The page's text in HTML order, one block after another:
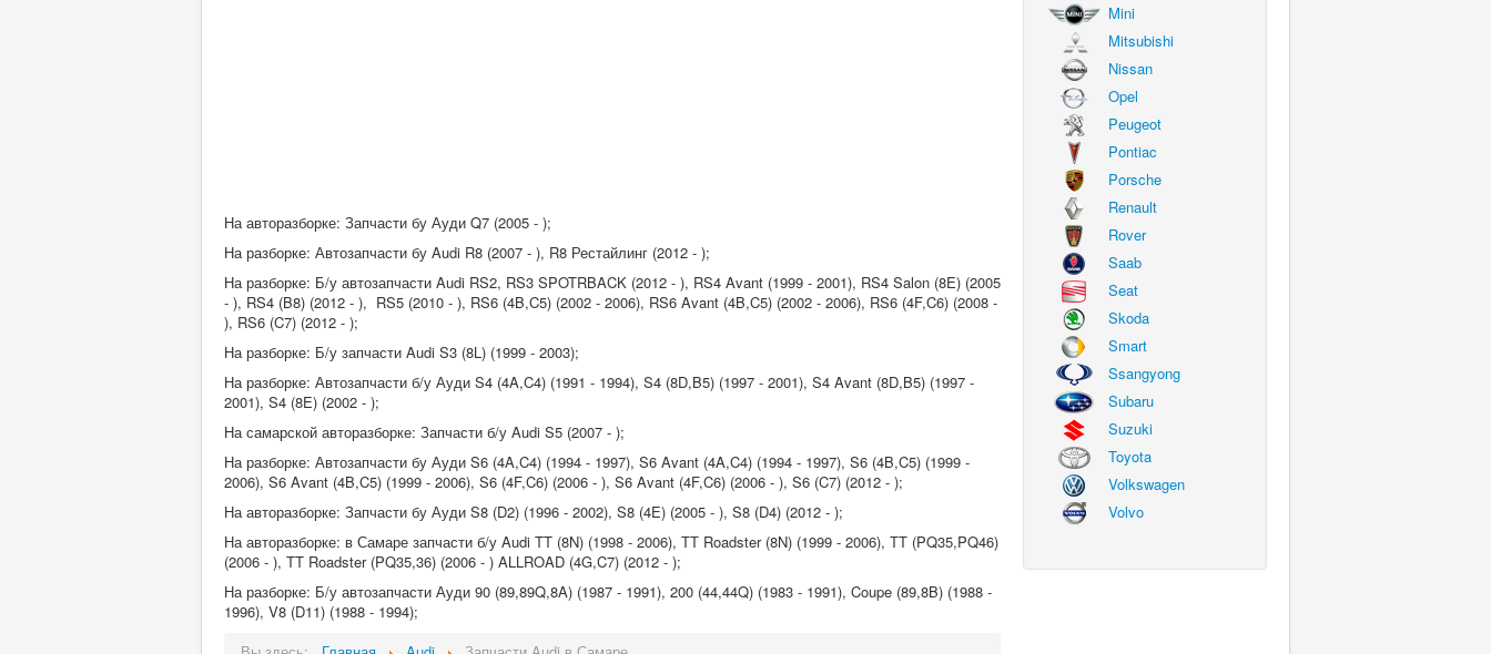
На авторазборке: Запчасти бу Ауди Q7 (2005 - );
На разборке: Автозапчасти бу Audi R8 (2007 - ), R8 Рестайлинг (2012 - );
На разборке: Б/у автозапчасти Audi RS2, RS3 SPOTRBACK (2012 - ), RS4 Avant (1999 - 2001), RS4 Salon (8E) (2005
- ), RS4 (B8) (2012 - ), RS5 (2010 - ), RS6 (4B,C5) (2002 - 2006), RS6 Avant (4B,C5) (2002 - 2006), RS6 (4F,C6) (2008 -
), RS6 (C7) (2012 - );
На разборке: Б/у запчасти Audi S3 (8L) (1999 - 2003);
На разборке: Автозапчасти б/у Ауди S4 (4A,C4) (1991 - 1994), S4 (8D,B5) (1997 - 2001), S4 Avant (8D,B5) (1997 -
2001), S4 (8E) (2002 - );
На самарской авторазборке: Запчасти б/у Audi S5 (2007 - );
На разборке: Автозапчасти бу Ауди S6 (4A,C4) (1994 - 1997), S6 Avant (4A,C4) (1994 - 1997), S6 (4B,C5) (1999 -
2006), S6 Avant (4B,C5) (1999 - 2006), S6 (4F,C6) (2006 - ), S6 Avant (4F,C6) (2006 - ), S6 (C7) (2012 - );
На авторазборке: Запчасти бу Ауди S8 (D2) (1996 - 2002), S8 (4E) (2005 - ), S8 (D4) (2012 - );
На авторазборке: в Самаре запчасти б/у Audi TT (8N) (1998 - 2006), ТТ Roadster (8N) (1999 - 2006), ТТ (PQ35,PQ46)
(2006 - ), TT Roadster (PQ35,36) (2006 - ) ALLROAD (4G,C7) (2012 - );
На разборке: Б/у автозапчасти Ауди 90 (89,89Q,8A) (1987 - 1991), 200 (44,44Q) (1983 - 1991), Coupe (89,8B) (1988 -
1996), V8 (D11) (1988 - 1994);
Mini
Mitsubishi
Nissan
Opel
Peugeot
Pontiac
Porsche
Renault
Rover
Saab
Seat
Skoda
Smart
Ssangyong
Subaru
Suzuki
Toyota
Volkswagen
Volvo